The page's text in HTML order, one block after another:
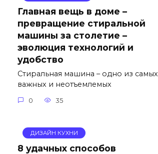
Главная вещь в доме –
превращение стиральной
машины за столетие –
эволюция технологий и
удобство
Стиральная машина – одно из самых
важных и неотъемлемых
0 35
ДИЗАЙН КУХНИ
8 удачных способов